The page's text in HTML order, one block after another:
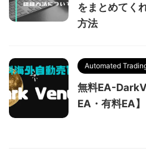
をまとめてく
方法
Automated
無料EA-
EA・有料EA】